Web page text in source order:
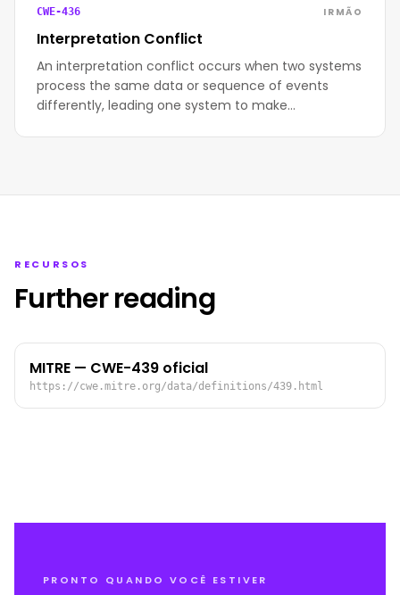
CWE-436 IRMÃO
Interpretation Conflict
An interpretation conflict occurs when two systems
process the same data or sequence of events
differently, leading one system to make…
RECURSOS
Further reading
MITRE — CWE-439 oficial
https://cwe.mitre.org/data/definitions/439.html
PRONTO QUANDO VOCÊ ESTIVER